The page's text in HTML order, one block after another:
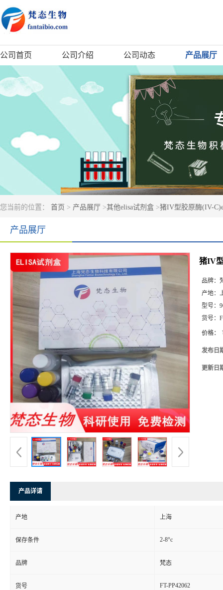
公司首页 公司介绍 公司动态 产品展厅
您当前的位置： 首页 > 产品展厅 >其他elisa试剂盒 >猪IV型胶原酶(IV-
产品展厅
猪IV
品牌：
产地：
型号：
货号：
价格：
发布日
更新日
产品详请
产地 上海
保存条件 2-8°c
品牌 梵态
货号 FT-PP42062